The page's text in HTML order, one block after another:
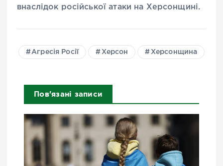
внаслідок російської атаки на Херсонщині.
Агресія Росії Херсон Херсонщина
Пов'язані записи